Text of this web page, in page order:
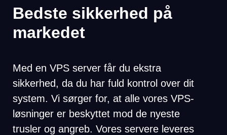
Bedste sikkerhed på
markedet
Med en VPS server får du ekstra
sikkerhed, da du har fuld kontrol over dit
system. Vi sørger for, at alle vores VPS-
løsninger er beskyttet mod de nyeste
trusler og angreb. Vores servere leveres